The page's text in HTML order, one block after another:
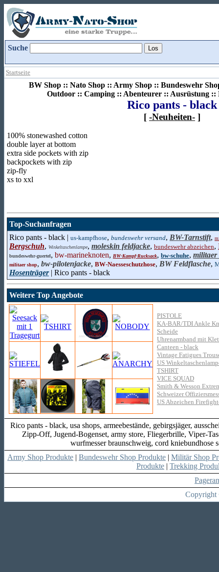
Suche
Startseite
BW Shop :: Nato Shop :: Army Shop :: Bundeswehr
Outdoor :: Camping :: Abenteurer :: Ausrüstung ::
Rico pants - black
[ -Neuheiten- ]
100% stonewashed cotton
double layer at bottom
extra side pockets with zip
backpockets with zip
zip-fly
xs to xxl
Top-Suchanfragen
Rico pants - black | us-kampfhose, bundeswehr versand, BW-Tarnstift,
Bergschuh, Winkeltaschenlampe, moleskin feldjacke, bundeswehr abzeichen,
bundeswehr-guertel, bw-marineknoten, BW-Kampf-Rucksack, bw-schuhe, militaer
militaer shop, bw-pilotenjacke, BW-Naesseschutzhose, BW Feldflasche,
Hosenträger| Rico pants - black
Weitere Top Angebote
PISTOLE
KA-BAR/TDI Ankle
Scheide
Uhrenarmband mit
Canteen - black
Vintage Fatigues
US
TSHIRT
VICE SQUAD
Smith & Wesson
Schweizer
US Abzeichen
Rico pants - black, usa shops, armeebestände, gebirgsjäger,
Zipp-Off, Jugend-Bogenset, army store, Fliegerbrille, Viper-
wurfmesser braunschweig, cord
Army Shop Produkte | Bundeswehr Shop Produkte | Militär Shop
Produkte | Trekking